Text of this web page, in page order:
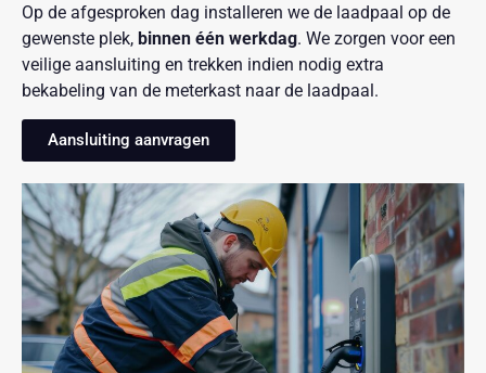
Op de afgesproken dag installeren we de laadpaal op de
gewenste plek, binnen één werkdag. We zorgen voor een
veilige aansluiting en trekken indien nodig extra
bekabeling van de meterkast naar de laadpaal.
Aansluiting aanvragen